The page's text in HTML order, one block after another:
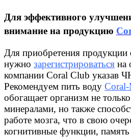
Для эффективного
внимание на продукцию
Для приобретения
нужно зарегистрироваться на
компании Coral Club указав
Рекомендуем пить воду
обогащает организм не
минералами, но также
работе мозга, что в свою
когнитивные функции,